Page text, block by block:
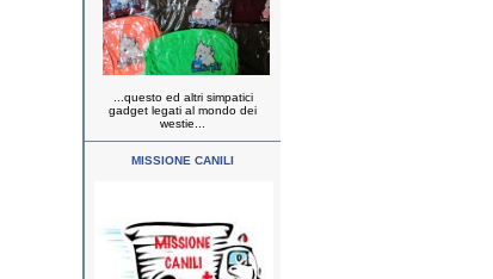
...questo ed altri simpatici
gadget legati al mondo dei
westie...
MISSIONE CANILI